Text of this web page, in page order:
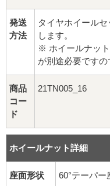
16インチ：夏タイヤ
17インチ：夏タイヤ
18インチ：夏タイヤ
20インチ：夏タイヤ
ホイールナット
発送
方法
タイヤホイール
します。
※ ホイールナッ
が別途必要ですの
商品
コー
ド
21TN005_16
ホイールナット詳細
座面形状 60°テーパー